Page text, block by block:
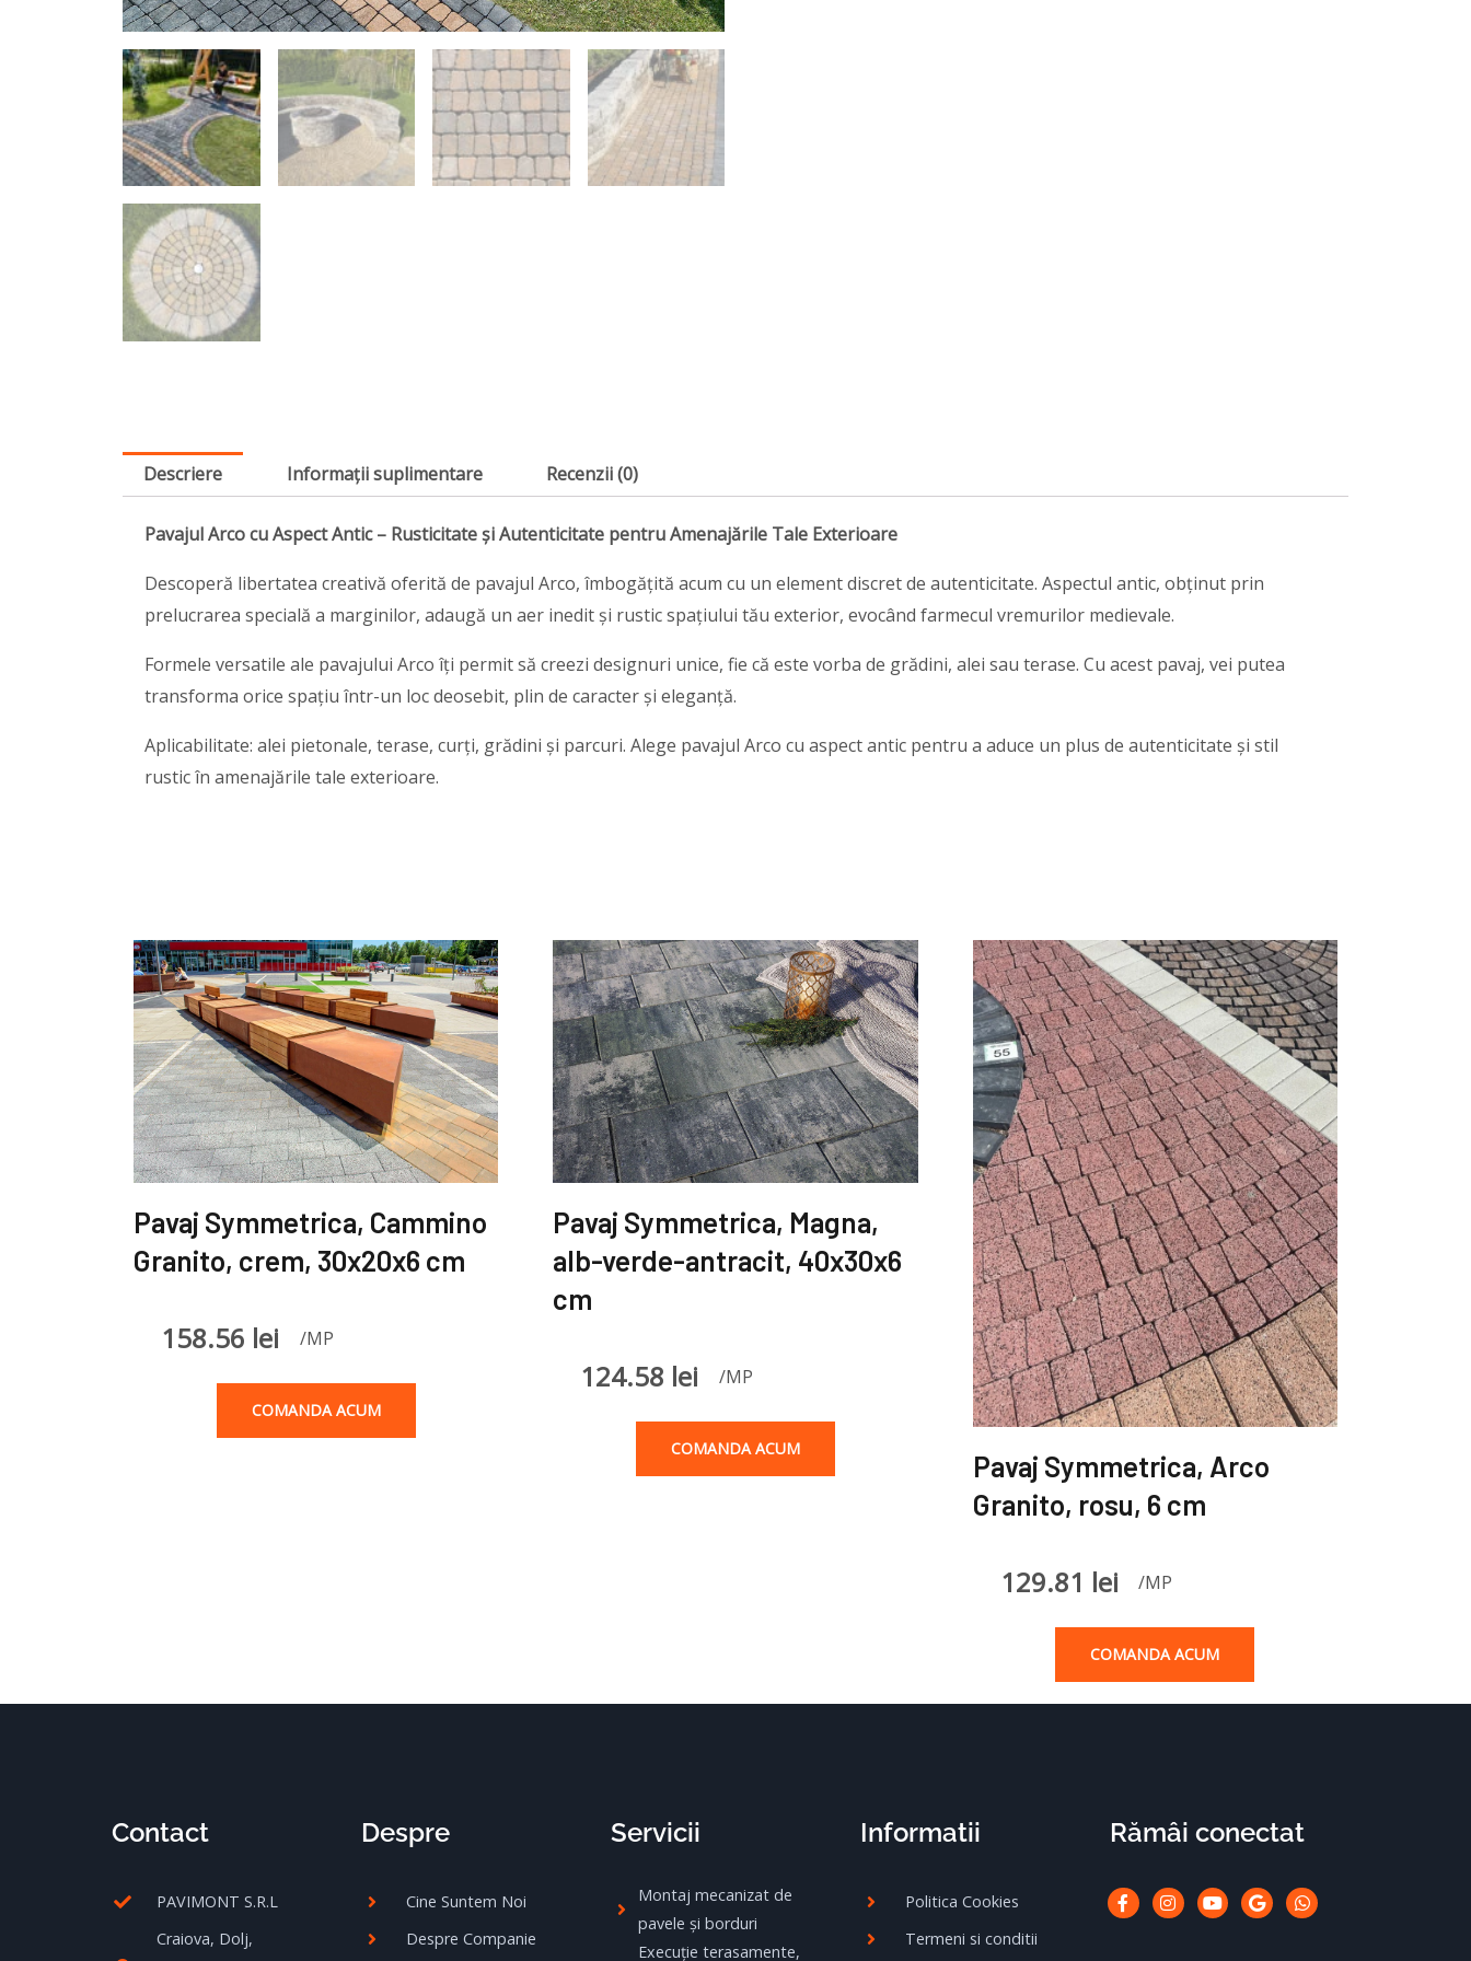
Descriere Informații suplimentare Recenzii (0)
Pavajul Arco cu Aspect Antic – Rusticitate și Autenticitate pentru Amenajările Tale Exterioare
Descoperă libertatea creativă oferită de pavajul Arco, îmbogățită acum cu un element discret de autenticitate. Aspectul antic, obținut prin
prelucrarea specială a marginilor, adaugă un aer inedit și rustic spațiului tău exterior, evocând farmecul vremurilor medievale.
Formele versatile ale pavajului Arco îți permit să creezi designuri unice, fie că este vorba de grădini, alei sau terase. Cu acest pavaj, vei putea
transforma orice spațiu într-un loc deosebit, plin de caracter și eleganță.
Aplicabilitate: alei pietonale, terase, curți, grădini și parcuri. Alege pavajul Arco cu aspect antic pentru a aduce un plus de autenticitate și stil
rustic în amenajările tale exterioare.
Pavaj Symmetrica, Cammino
Granito, crem, 30x20x6 cm
158.56 lei /MP
COMANDA ACUM
Pavaj Symmetrica, Magna,
alb-verde-antracit, 40x30x6
cm
124.58 lei /MP
COMANDA ACUM
Pavaj Symmetrica, Arco
Granito, rosu, 6 cm
129.81 lei /MP
COMANDA ACUM
Contact
PAVIMONT S.R.L
Craiova, Dolj,
Despre
Cine Suntem Noi
Despre Companie
Servicii
Montaj mecanizat de
pavele și borduri
Execuție terasamente,
Informatii
Politica Cookies
Termeni si conditii
Rămâi conectat
Facebook-
f
Instagram
YoutubeGoogleWhatsapp